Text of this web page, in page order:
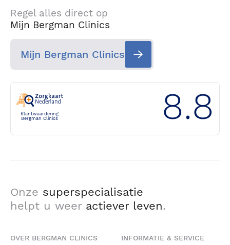
Regel alles direct op
Mijn Bergman Clinics
Mijn Bergman Clinics
Klantwaardering
Bergman Clinics
8.8
Onze superspecialisatie
helpt u weer actiever leven.
OVER BERGMAN CLINICS INFORMATIE & SERVICE